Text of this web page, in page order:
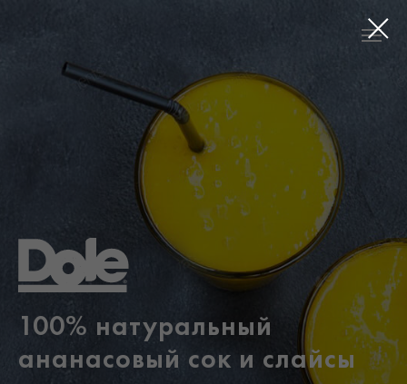
100% натуральный
ананасовый сок и слайсы